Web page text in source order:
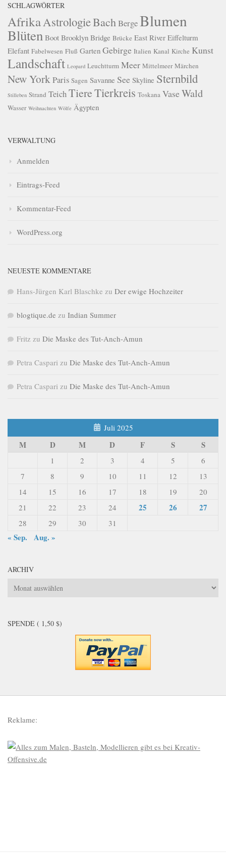
SCHLAGWÖRTER
AfrikaAstrologieBachBergeBlumen
Blüten Boot Brooklyn Bridge Brücke East River Eiffelturm
Elefant Fabelwesen Fluß Garten Gebirge Italien Kanal Kirche Kunst
Landschaft Leopard Leuchtturm Meer Mittelmeer Märchen
New YorkParis Sagen Savanne See Skyline Sternbild
Stilleben Strand TeichTiereTierkreis Toskana VaseWald
Wasser Weihnachten Wölfe Ägypten
VERWALTUNG
Anmelden
Eintrags-Feed
Kommentar-Feed
WordPress.org
NEUESTE KOMMENTARE
Hans-Jürgen Karl Blaschke zu Der ewige Hochzeiter
blogtique.de zu Indian Summer
Fritz zu Die Maske des Tut-Anch-Amun
Petra Caspari zu Die Maske des Tut-Anch-Amun
Petra Caspari zu Die Maske des Tut-Anch-Amun
Juli 2025
M D M D F S S
1 2 3 4 5
6
7
8 9 10 11 12
13
14
15 16 17 18 19
20
21
22 23 24 25 26 27
28 29 30 31
« Sep. Aug. »
ARCHIV
Archiv
SPENDE ( 1,50 $)
Reklame: